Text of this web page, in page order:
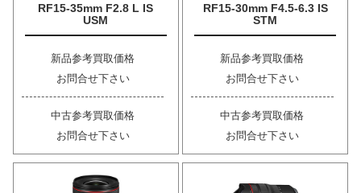
RF15-35mm F2.8 L IS
USM
新品参考買取価格
お問合せ下さい
中古参考買取価格
お問合せ下さい
RF15-30mm F4.5-6.3 IS
STM
新品参考買取価格
お問合せ下さい
中古参考買取価格
お問合せ下さい